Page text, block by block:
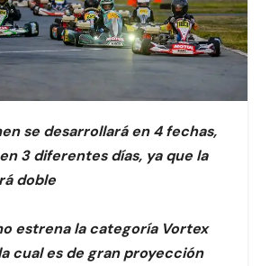
se desarrollará en 4 fechas,
3 diferentes días, ya que la
doble
estrena la categoría Vortex
la cual es de gran proyección